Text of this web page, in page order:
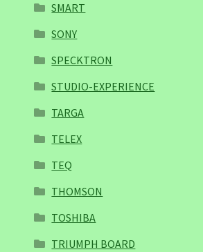
SMART
SONY
SPECKTRON
STUDIO-EXPERIENCE
TARGA
TELEX
TEQ
THOMSON
TOSHIBA
TRIUMPH BOARD